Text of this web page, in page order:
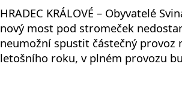
HRADEC KRÁLOVÉ – Obyvatelé
nový most pod stromeček
neumožní spustit částečný provoz
letošního roku, v plném provozu